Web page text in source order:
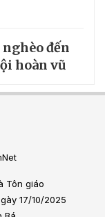
đến
hoàn vũ
Tôn giáo
17/10/2025